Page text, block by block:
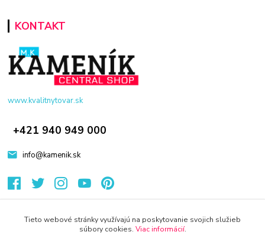
KONTAKT
www.kvalitnytovar.sk
+421 940 949 000
info@kamenik.sk
Tieto webové stránky využívajú na poskytovanie svojich služieb
súbory cookies. Viac informácií.